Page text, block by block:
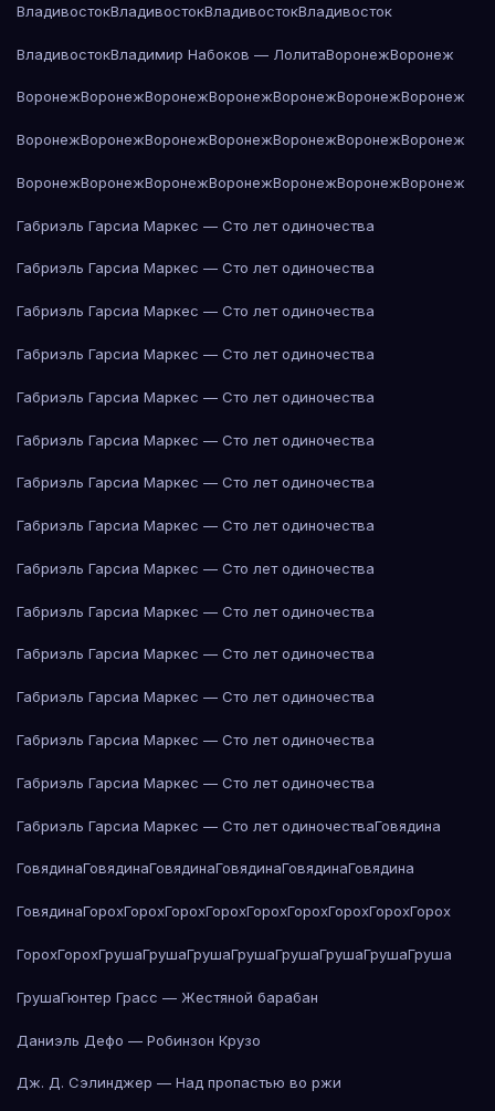
ВладивостокВладивостокВладивостокВладивосток
ВладивостокВладимир Набоков — ЛолитаВоронежВоронеж
ВоронежВоронежВоронежВоронежВоронежВоронежВоронеж
ВоронежВоронежВоронежВоронежВоронежВоронежВоронеж
ВоронежВоронежВоронежВоронежВоронежВоронежВоронеж
Габриэль Гарсиа Маркес — Сто лет одиночества
Габриэль Гарсиа Маркес — Сто лет одиночества
Габриэль Гарсиа Маркес — Сто лет одиночества
Габриэль Гарсиа Маркес — Сто лет одиночества
Габриэль Гарсиа Маркес — Сто лет одиночества
Габриэль Гарсиа Маркес — Сто лет одиночества
Габриэль Гарсиа Маркес — Сто лет одиночества
Габриэль Гарсиа Маркес — Сто лет одиночества
Габриэль Гарсиа Маркес — Сто лет одиночества
Габриэль Гарсиа Маркес — Сто лет одиночества
Габриэль Гарсиа Маркес — Сто лет одиночества
Габриэль Гарсиа Маркес — Сто лет одиночества
Габриэль Гарсиа Маркес — Сто лет одиночества
Габриэль Гарсиа Маркес — Сто лет одиночества
Габриэль Гарсиа Маркес — Сто лет одиночестваГовядина
ГовядинаГовядинаГовядинаГовядинаГовядинаГовядина
ГовядинаГорохГорохГорохГорохГорохГорохГорохГорохГорох
ГорохГорохГрушаГрушаГрушаГрушаГрушаГрушаГрушаГруша
ГрушаГюнтер Грасс — Жестяной барабан
Даниэль Дефо — Робинзон Крузо
Дж. Д. Сэлинджер — Над пропастью во ржи